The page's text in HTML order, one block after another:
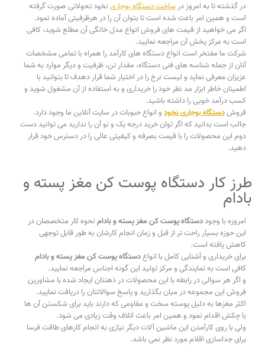
در گذشته تا به امروز درساخت دستگاه بوجاری نخود تحولاتی صورت گرفته
است و همین امر باعث شده است تا بتوان آن را در هرظرفیتی آماده نمود.
اگر می خواهید از قیمت های فروش انواع مدل خانگی آن مطلع شوید، کافی
است به مرکز پخش آن مراجعه نمایید.
شرکت ما مفتخر است انواع دستگاه های کارآمد را همراه با تمامی مشخصات
آنان از جمله شناسه های فنی دستگاه، مقدار تن، ظرفیت و دیگر موارد به شما
عزیزان معرفی نماید و لیست نرخ را در اختیار شما قرار دهدف تا بتوانید با
اطمینان خاطر ابزار مد نظر خود را خریداری و به استفاده از آن مشغول شوید و
کسب درآمد خوبی را داشته باشید.
فروشدستگاه بوجاری نخودو انواع حبوبات در سایت آنلاین ما وجود دارد.
جالب است بدانید که اگر توان خرید درجه یک و نو آن را ندارید می توانید دست
دوم این محصولات را با قیمت بصرفه و کیفیتی عالی را در دسترس خود قرار
دهید.
طرز کار دستگاه پوست کن مغز پسته و
بادام
امروزه با وجوددستگاه پوست کن مغز پسته و بادام نحوه کار متخصصان در
این حوزه بسیار راحت تر از قبل و زمان انجام کارشان به طور قابل توجهی
کاهش یافته است.
برای خریداری و آشنایی کامل با انواعدستگاه پوست کن مغز پسته و بادام
کافی است به نمایندگی و مرکز تولید این گونه اجناس مراجعه نمایید.
و اگر هر سوالی در رابطه با این محصولات در ذهنتان ایجاد شده با مشاورین
فروش این مجموعه در میان بگذارید و پاسخ سوالاتتان را دریافت نمایید.
اکثر مغزها به دلیل پوسته سخت و مقاومی که دارند باید برای شکستن آن ها
با چکش اقدام نمود و همین امر باعث اتلاف وقت زیادی می شود.
ولی با روی کارآمدن این ماشین آلات دیگر نیازی به انجام کارهای طاقت فرسا
برای جداسازی اقلام مورد نظر نمی باشد.